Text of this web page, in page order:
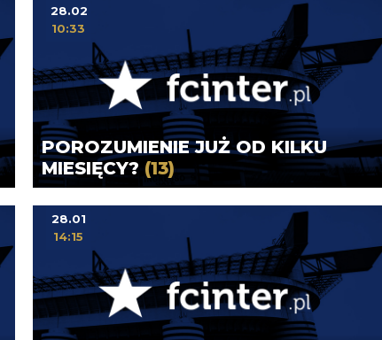
POROZUMIENIE JUŻ OD KILKU
MIESIĘCY? (13)
28.02
10:33
28.01
14:15